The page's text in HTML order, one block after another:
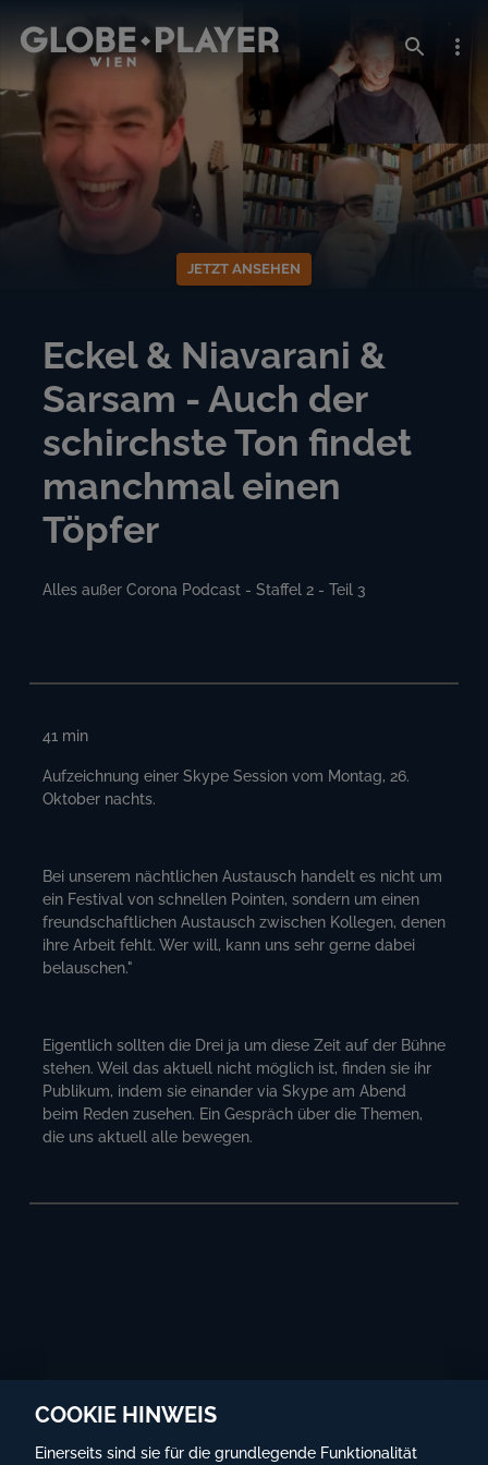
JETZT ANSEHEN
Eckel & Niavarani &
Sarsam - Auch der
schirchste Ton findet
manchmal einen
Töpfer
Alles außer Corona Podcast - Staffel 2 - Teil 3
41 min
Aufzeichnung einer Skype Session vom Montag, 26.
Oktober nachts.
Bei unserem nächtlichen Austausch handelt es nicht um
ein Festival von schnellen Pointen, sondern um einen
freundschaftlichen Austausch zwischen Kollegen, denen
ihre Arbeit fehlt. Wer will, kann uns sehr gerne dabei
belauschen."
Eigentlich sollten die Drei ja um diese Zeit auf der Bühne
stehen. Weil das aktuell nicht möglich ist, finden sie ihr
Publikum, indem sie einander via Skype am Abend
beim Reden zusehen. Ein Gespräch über die Themen,
die uns aktuell alle bewegen.
COOKIE HINWEIS
Einerseits sind sie für die grundlegende Funktionalität